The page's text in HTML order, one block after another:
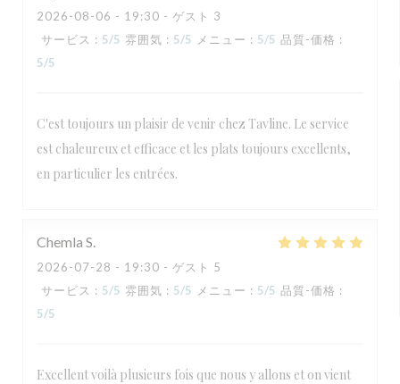
2026-08-06 - 19:30 - ゲスト 3
サービス : 5/5 雰囲気 : 5/5 メニュー : 5/5 品質-価格 :
5/5
C'est toujours un plaisir de venir chez Tavline. Le service
est chaleureux et efficace et les plats toujours excellents,
en particulier les entrées.
Chemla S
2026-07-28 - 19:30 - ゲスト 5
サービス : 5/5 雰囲気 : 5/5 メニュー : 5/5 品質-価格 :
5/5
Excellent voilà plusieurs fois que nous y allons et on vient